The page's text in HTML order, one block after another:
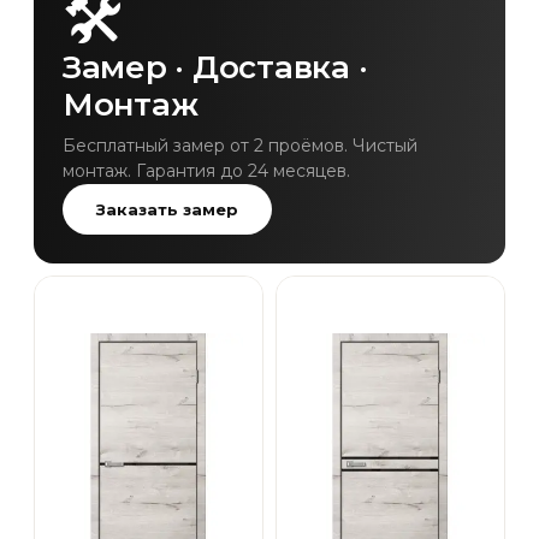
🛠
Замер · Доставка ·
Монтаж
Бесплатный замер от 2 проёмов. Чистый
монтаж. Гарантия до 24 месяцев.
Заказать замер